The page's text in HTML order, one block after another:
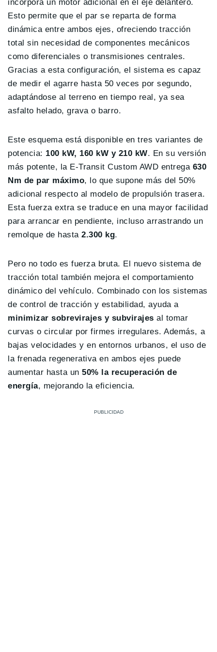
incorpora un motor adicional en el eje delantero.
Esto permite que el par se reparta de forma
dinámica entre ambos ejes, ofreciendo tracción
total sin necesidad de componentes mecánicos
como diferenciales o transmisiones centrales.
Gracias a esta configuración, el sistema es capaz
de medir el agarre hasta 50 veces por segundo,
adaptándose al terreno en tiempo real, ya sea
asfalto helado, grava o barro.
Este esquema está disponible en tres variantes de
potencia: 100 kW, 160 kW y 210 kW. En su versión
más potente, la E-Transit Custom AWD entrega 630
Nm de par máximo, lo que supone más del 50%
adicional respecto al modelo de propulsión trasera.
Esta fuerza extra se traduce en una mayor facilidad
para arrancar en pendiente, incluso arrastrando un
remolque de hasta2.300 kg.
Pero no todo es fuerza bruta. El nuevo sistema de
tracción total también mejora el comportamiento
dinámico del vehículo. Combinado con los sistemas
de control de tracción y estabilidad, ayuda a
minimizar sobrevirajes y subvirajes al tomar
curvas o circular por firmes irregulares. Además, a
bajas velocidades y en entornos urbanos, el uso de
la frenada regenerativa en ambos ejes puede
aumentar hasta un50% la recuperación de
energía, mejorando la eficiencia.